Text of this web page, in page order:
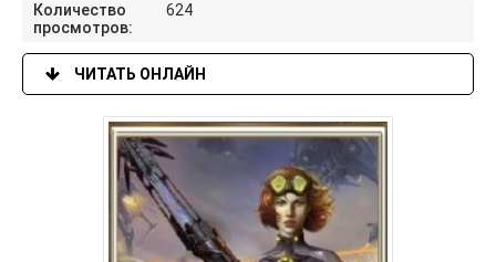
Количество
просмотров:
624
ЧИТАТЬ ОНЛАЙН